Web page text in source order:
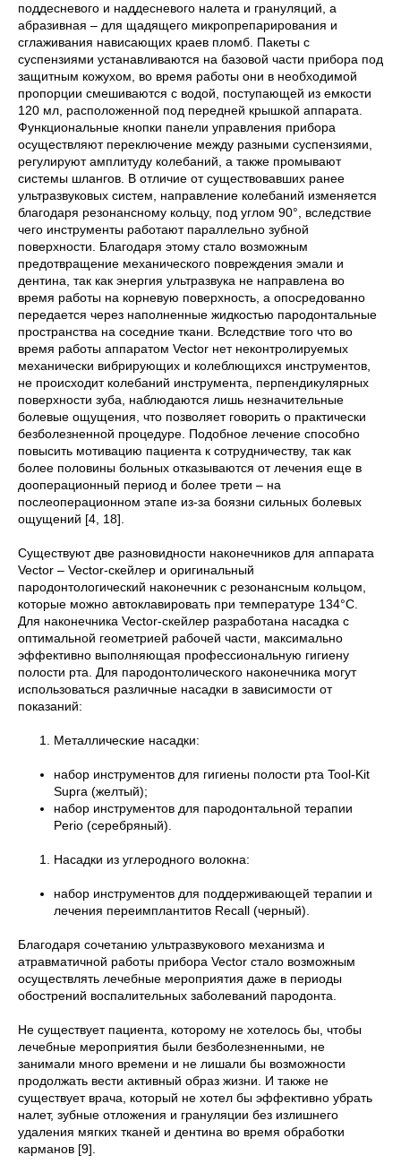
поддесневого и наддесневого налета и грануляций, а
абразивная – для щадящего микропрепарирования и
сглаживания нависающих краев пломб. Пакеты с
суспензиями устанавливаются на базовой части прибора под
защитным кожухом, во время работы они в необходимой
пропорции смешиваются с водой, поступающей из емкости
120 мл, расположенной под передней крышкой аппарата.
Функциональные кнопки панели управления прибора
осуществляют переключение между разными суспензиями,
регулируют амплитуду колебаний, а также промывают
системы шлангов. В отличие от существовавших ранее
ультразвуковых систем, направление колебаний изменяется
благодаря резонансному кольцу, под углом 90°, вследствие
чего инструменты работают параллельно зубной
поверхности. Благодаря этому стало возможным
предотвращение механического повреждения эмали и
дентина, так как энергия ультразвука не направлена во
время работы на корневую поверхность, а опосредованно
передается через наполненные жидкостью пародонтальные
пространства на соседние ткани. Вследствие того что во
время работы аппаратом Vector нет неконтролируемых
механически вибрирующих и колеблющихся инструментов,
не происходит колебаний инструмента, перпендикулярных
поверхности зуба, наблюдаются лишь незначительные
болевые ощущения, что позволяет говорить о практически
безболезненной процедуре. Подобное лечение способно
повысить мотивацию пациента к сотрудничеству, так как
более половины больных отказываются от лечения еще в
дооперационный период и более трети – на
послеоперационном этапе из-за боязни сильных болевых
ощущений [4, 18].
Существуют две разновидности наконечников для аппарата
Vector – Vector-скейлер и оригинальный
пародонтологический наконечник с резонансным кольцом,
которые можно автоклавировать при температуре 134°C.
Для наконечника Vector-скейлер разработана насадка с
оптимальной геометрией рабочей части, максимально
эффективно выполняющая профессиональную гигиену
полости рта. Для пародонтолического наконечника могут
использоваться различные насадки в зависимости от
показаний:
Металлические насадки:
набор инструментов для гигиены полости рта Tool-Kit
Supra (желтый);
набор инструментов для пародонтальной терапии
Perio (серебряный).
Насадки из углеродного волокна:
набор инструментов для поддерживающей терапии и
лечения переимплантитов Recall (черный).
Благодаря сочетанию ультразвукового механизма и
атравматичной работы прибора Vector стало возможным
осуществлять лечебные мероприятия даже в периоды
обострений воспалительных заболеваний пародонта.
Не существует пациента, которому не хотелось бы, чтобы
лечебные мероприятия были безболезненными, не
занимали много времени и не лишали бы возможности
продолжать вести активный образ жизни. И также не
существует врача, который не хотел бы эффективно убрать
налет, зубные отложения и грануляции без излишнего
удаления мягких тканей и дентина во время обработки
карманов [9].